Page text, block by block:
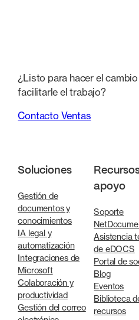
¿Listo para hacer el
facilitarle el trabajo?
Contacto Ventas
Soluciones
Gestión de
documentos y
conocimientos
IA legal y
automatización
Integraciones de
Microsoft
Colaboración y
productividad
Gestión del correo
apoyo
Soporte
Asistencia
de eDOCS
Portal de
Blog
Eventos
Biblioteca
recursos